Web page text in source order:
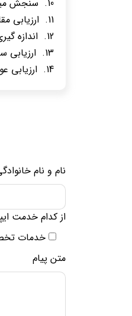
سنجش
ارزیابی
اندازه
ارزیابی
نام و نام
از کدام خدمت
خدمات
متن پیام